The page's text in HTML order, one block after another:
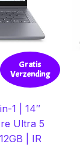
Gratis
Verzending
1 | 14″
Ultra 5
| IR